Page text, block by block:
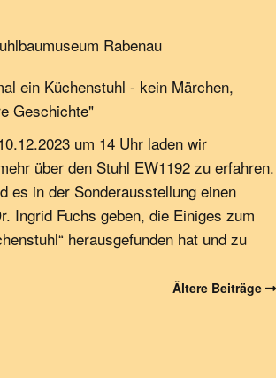
Rabenau
ein Küchenstuhl - kein Märchen,
Geschichte"
um 14 Uhr laden wir
über den Stuhl EW1192 zu erfahren.
es in der Sonderausstellung einen
Ingrid Fuchs geben, die Einiges zum
herausgefunden hat und zu
Ältere Beiträge